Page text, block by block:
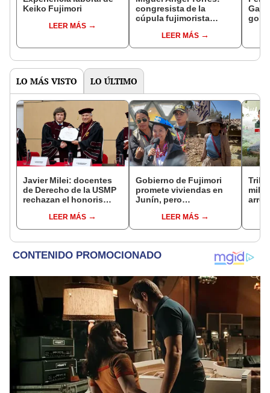
Keiko Fujimori
LEER MÁS
congresista de la
cúpula fujimorista
del SenadoLEER MÁS
LO MÁS VISTO LO ÚLTIMO
Javier Milei: docentes
de Derecho de la USMP
rechazan el honoris
presidente de Argentina
LEER MÁS
Gobierno de Fujimori
promete viviendas en
Junín, pero
se quejan por la lentitud
LEER MÁS